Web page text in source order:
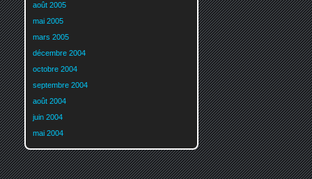
août 2005
mai 2005
mars 2005
décembre 2004
octobre 2004
septembre 2004
août 2004
juin 2004
mai 2004